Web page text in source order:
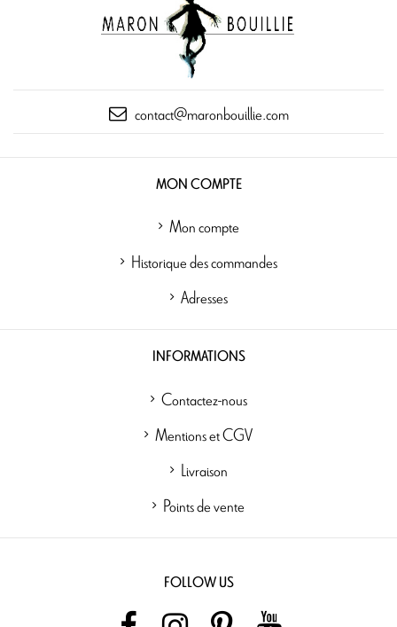
contact@maronbouillie.com
MON COMPTE
Mon compte
Historique des commandes
Adresses
INFORMATIONS
Contactez-nous
Mentions et CGV
Livraison
Points de vente
FOLLOW US